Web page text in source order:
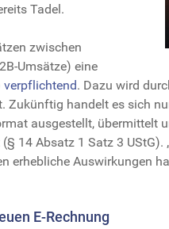
Tadel.
zwischen
Umsätze) eine
verpflichtend. Dazu wird
Zukünftig handelt es sich
ausgestellt, übermittelt
14 Absatz 1 Satz 3 UStG).
erhebliche Auswirkungen
E-Rechnung